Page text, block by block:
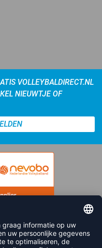
VOLLEYBALDIRECT.NL
NIEUWTJE OF